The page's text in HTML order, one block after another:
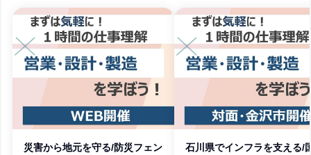
災害から地元を守る/防災フェン
石川県でインフラを支える/